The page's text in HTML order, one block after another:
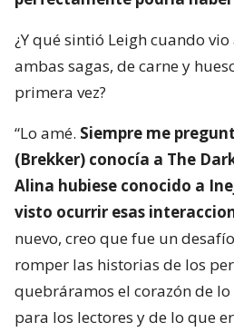
¿Y qué sintió Leigh cuando
ambas sagas, de carne y
primera vez?
“Lo amé. Siempre me
(Brekker) conocía a The
Alina hubiese conocido a
visto ocurrir esas
nuevo, creo que fue un
romper las historias de los
quebráramos el corazón de
para los lectores y de lo que